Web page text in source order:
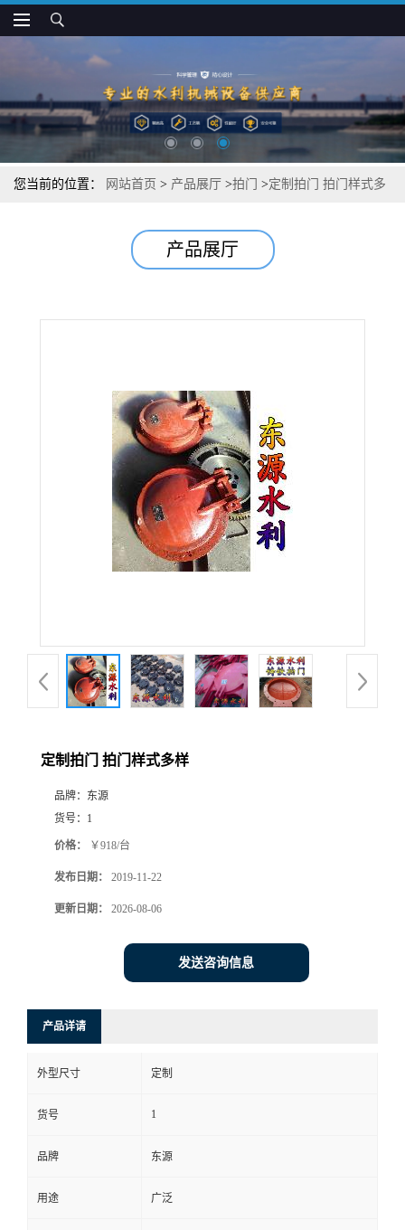
您当前的位置： 网站首页 > 产品展厅 >拍门 >定制拍门 拍门样式多
产品展厅
定制拍门 拍门样式多样
品牌： 东源
货号： 1
价格： ￥918/台
发布日期： 2019-11-22
更新日期： 2026-08-06
发送咨询信息
产品详请
外型尺寸 定制
货号 1
品牌 东源
用途 广泛